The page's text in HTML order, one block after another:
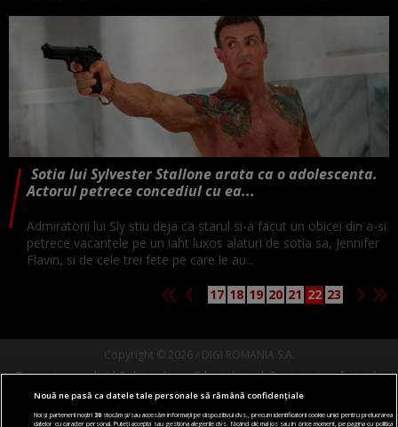
Sotia lui Sylvester Stallone arata ca o adolescenta.
Actorul petrece concediul cu ea...
Admiratorii lui Sly stiu deja ca starul si-a facut un obicei din a-si
petrece vacantele pe un iaht luxos alaturi de sotia sa, Jennifer
Flavin, si de cele trei fete pe care le au...
17 18 19 20 21 22 23
Copyright © 2026 / DIGI ROMANIA S.A.
Termeni si conditii
Politica de confidentialitate
Gestionați preferințele
Comunicate de presă
Abonare Digi TV Contact/Info
Nouă ne pasă ca datele tale personale să rămână confidențiale
Noi și partenerii noștri30stocăm și/sau accesăm informații pe dispozitivul dvs., precum identificatorii cookie unici pentru prelucrarea
datelor cu caracter personal. Puteți accepta sau gestiona alegerile dvs. făcând clic mai jos sau în orice moment, pe pagina cu politica